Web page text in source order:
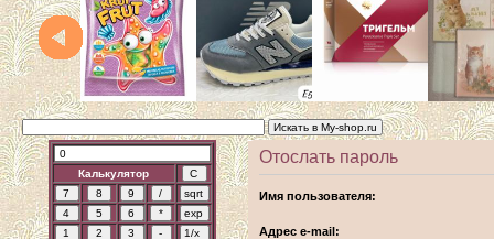
Калькулятор
Отослать пароль
Имя пользователя:
Адрес e-mail: